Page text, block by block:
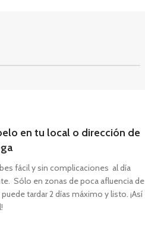
en tu local o dirección de
fácil y sin complicaciones al día
Sólo en zonas de poca afluencia de
tardar 2 días máximo y listo. ¡Así